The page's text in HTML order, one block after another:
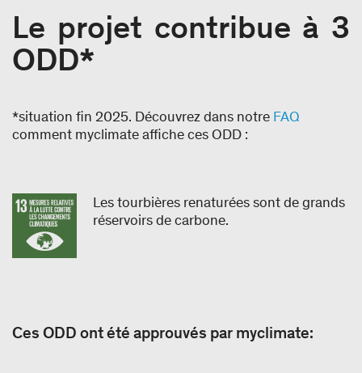
Le projet contribue à 3
ODD*
*situation fin 2025. Découvrez dans notre FAQ
comment myclimate affiche ces ODD :
Les tourbières renaturées sont de grands
réservoirs de carbone.
Ces ODD ont été approuvés par myclimate: